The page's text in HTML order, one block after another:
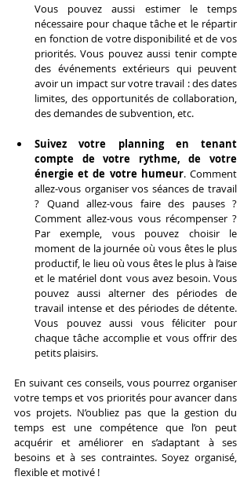
Vous pouvez aussi estimer le temps
nécessaire pour chaque tâche et le répartir
en fonction de votre disponibilité et de vos
priorités. Vous pouvez aussi tenir compte
des événements extérieurs qui peuvent
avoir un impact sur votre travail : des dates
limites, des opportunités de collaboration,
des demandes de subvention, etc.
Suivez votre planning en tenant
compte de votre rythme, de votre
énergie et de votre humeur. Comment
allez-vous organiser vos séances de travail
? Quand allez-vous faire des pauses ?
Comment allez-vous vous récompenser ?
Par exemple, vous pouvez choisir le
moment de la journée où vous êtes le plus
productif, le lieu où vous êtes le plus à l’aise
et le matériel dont vous avez besoin. Vous
pouvez aussi alterner des périodes de
travail intense et des périodes de détente.
Vous pouvez aussi vous féliciter pour
chaque tâche accomplie et vous offrir des
petits plaisirs.
En suivant ces conseils, vous pourrez organiser
votre temps et vos priorités pour avancer dans
vos projets. N’oubliez pas que la gestion du
temps est une compétence que l’on peut
acquérir et améliorer en s’adaptant à ses
besoins et à ses contraintes. Soyez organisé,
flexible et motivé !